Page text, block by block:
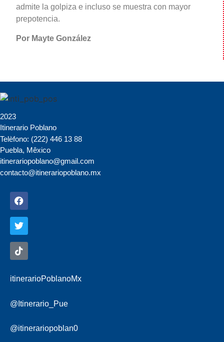
admite la golpiza e incluso se muestra con mayor
prepotencia.
Por Mayte González
2023
Itinerario Poblano
Telèfono: (222) 446 13 88
Puebla, Mêxico
itinerariopoblano@gmail.com
contacto@itinerariopoblano.mx
itinerarioPoblanoMx
@Itinerario_Pue
@itinerariopoblan0